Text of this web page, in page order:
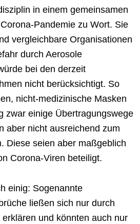
in einem gemeinsamen
Pandemie zu Wort. Sie
vergleichbare Organisationen
durch Aerosole
bei den derzeit
nicht berücksichtigt. So
nicht-medizinische Masken
zwar einige Übertragungswege
aber nicht ausreichend zum
Diese seien aber maßgeblich
Corona-Viren beteiligt.
einig: Sogenannte
ließen sich nur durch
und könnten auch nur